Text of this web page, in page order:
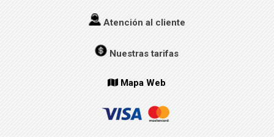
Atención al cliente
Nuestras tarifas
Mapa Web